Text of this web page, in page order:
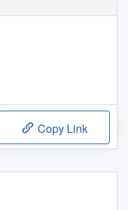
Copy Link